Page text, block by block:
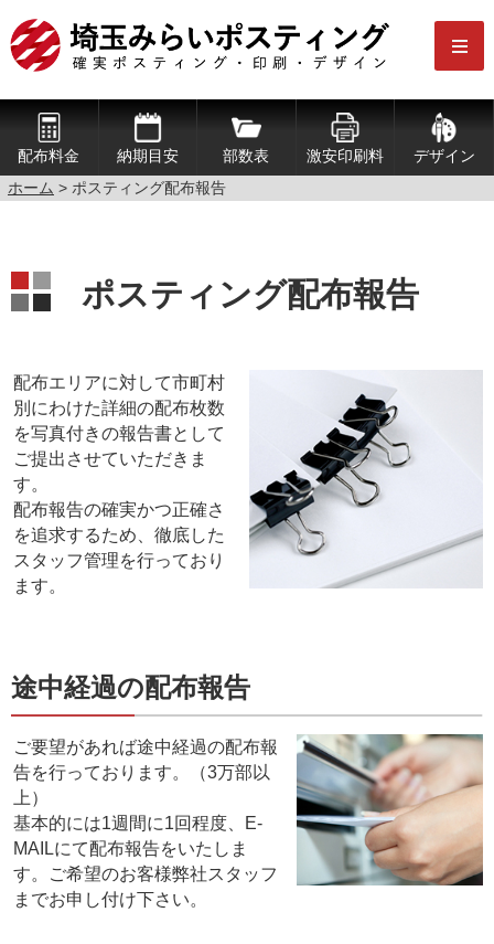
配布料金 納期目安 部数表 激安印刷料
デザイン
ホーム > ポスティング配布報告
ポスティング配布報告
配布エリアに対して市町村
別にわけた詳細の配布枚数
を写真付きの報告書として
ご提出させていただきま
す。
配布報告の確実かつ正確さ
を追求するため、徹底した
スタッフ管理を行っており
ます。
途中経過の配布報告
ご要望があれば途中経過の配布報
告を行っております。（3万部以
上）
基本的には1週間に1回程度、E-
MAILにて配布報告をいたしま
す。ご希望のお客様弊社スタッフ
までお申し付け下さい。